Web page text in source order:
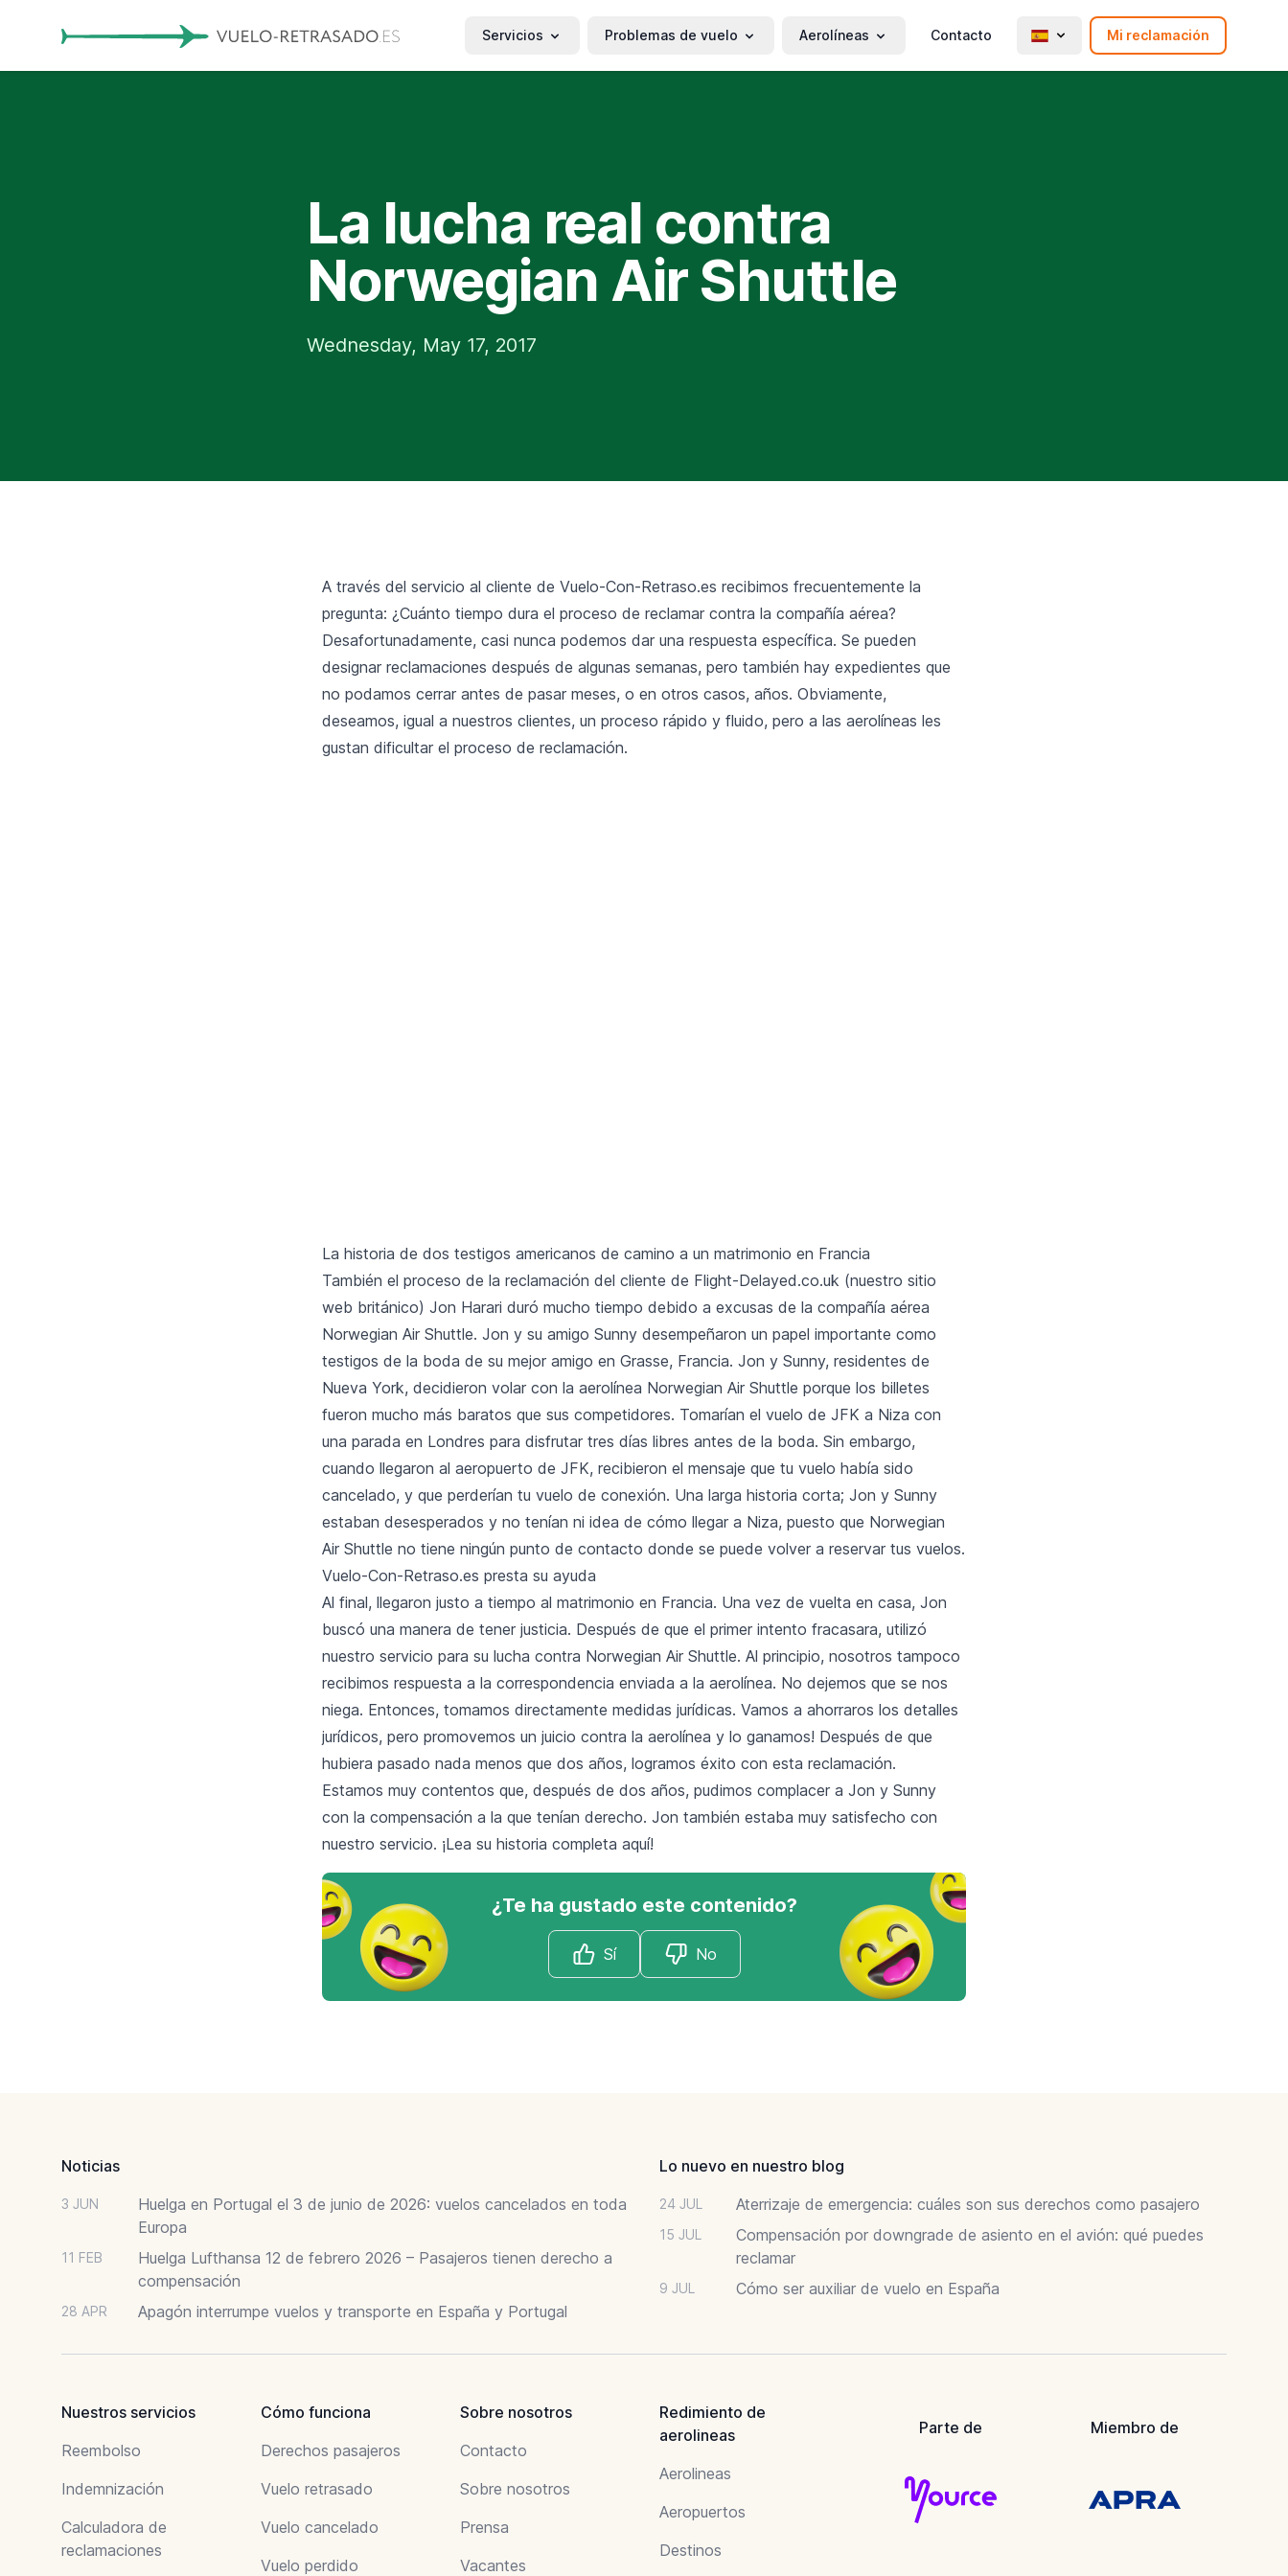
Servicios Problemas de vuelo Aerolíneas Contacto Mi reclamación
La lucha real contra
Norwegian Air Shuttle
Wednesday, May 17, 2017
A través del servicio al cliente de Vuelo-Con-Retraso.es recibimos frecuentemente la
pregunta: ¿Cuánto tiempo dura el proceso de reclamar contra la compañía aérea?
Desafortunadamente, casi nunca podemos dar una respuesta específica. Se pueden
designar reclamaciones después de algunas semanas, pero también hay expedientes que
no podamos cerrar antes de pasar meses, o en otros casos, años. Obviamente,
deseamos, igual a nuestros clientes, un proceso rápido y fluido, pero a las aerolíneas les
gustan dificultar el proceso de reclamación.
La historia de dos testigos americanos de camino a un matrimonio en Francia
También el proceso de la reclamación del cliente de Flight-Delayed.co.uk (nuestro sitio
web británico) Jon Harari duró mucho tiempo debido a excusas de la compañía aérea
Norwegian Air Shuttle. Jon y su amigo Sunny desempeñaron un papel importante como
testigos de la boda de su mejor amigo en Grasse, Francia. Jon y Sunny, residentes de
Nueva York, decidieron volar con la aerolínea Norwegian Air Shuttle porque los billetes
fueron mucho más baratos que sus competidores. Tomarían el vuelo de JFK a Niza con
una parada en Londres para disfrutar tres días libres antes de la boda. Sin embargo,
cuando llegaron al aeropuerto de JFK, recibieron el mensaje que tu vuelo había sido
cancelado, y que perderían tu vuelo de conexión. Una larga historia corta; Jon y Sunny
estaban desesperados y no tenían ni idea de cómo llegar a Niza, puesto que Norwegian
Air Shuttle no tiene ningún punto de contacto donde se puede volver a reservar tus vuelos.
Vuelo-Con-Retraso.es presta su ayuda
Al final, llegaron justo a tiempo al matrimonio en Francia. Una vez de vuelta en casa, Jon
buscó una manera de tener justicia. Después de que el primer intento fracasara, utilizó
nuestro servicio para su lucha contra Norwegian Air Shuttle. Al principio, nosotros tampoco
recibimos respuesta a la correspondencia enviada a la aerolínea. No dejemos que se nos
niega. Entonces, tomamos directamente medidas jurídicas. Vamos a ahorraros los detalles
jurídicos, pero promovemos un juicio contra la aerolínea y lo ganamos! Después de que
hubiera pasado nada menos que dos años, logramos éxito con esta reclamación.
Estamos muy contentos que, después de dos años, pudimos complacer a Jon y Sunny
con la compensación a la que tenían derecho. Jon también estaba muy satisfecho con
nuestro servicio. ¡Lea su historia completa aquí!
¿Te ha gustado este contenido?
Sí No
Noticias
3 JUN
Huelga en Portugal el 3 de junio de 2026: vuelos cancelados en toda
Europa
11 FEB
Huelga Lufthansa 12 de febrero 2026 – Pasajeros tienen derecho a
compensación
28 APR Apagón interrumpe vuelos y transporte en España y Portugal
Lo nuevo en nuestro blog
24 JUL Aterrizaje de emergencia: cuáles son sus derechos como pasajero
15 JUL
Compensación por downgrade de asiento en el avión: qué puedes
reclamar
9 JUL Cómo ser auxiliar de vuelo en España
Nuestros servicios
Reembolso
Indemnización
Calculadora de
reclamaciones
Cómo funciona
Derechos pasajeros
Vuelo retrasado
Vuelo cancelado
Vuelo perdido
Sobre nosotros
Contacto
Sobre nosotros
Prensa
Vacantes
Redimiento de
aerolineas
Aerolineas
Aeropuertos
Destinos
Parte de Miembro de